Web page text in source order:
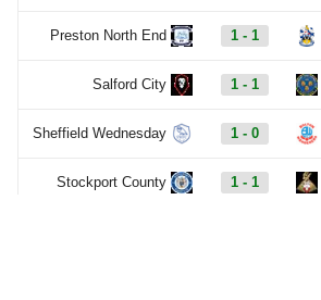
Preston North End 1 - 1
Salford City 1 - 1
Sheffield Wednesday 1 - 0
Stockport County 1 - 1